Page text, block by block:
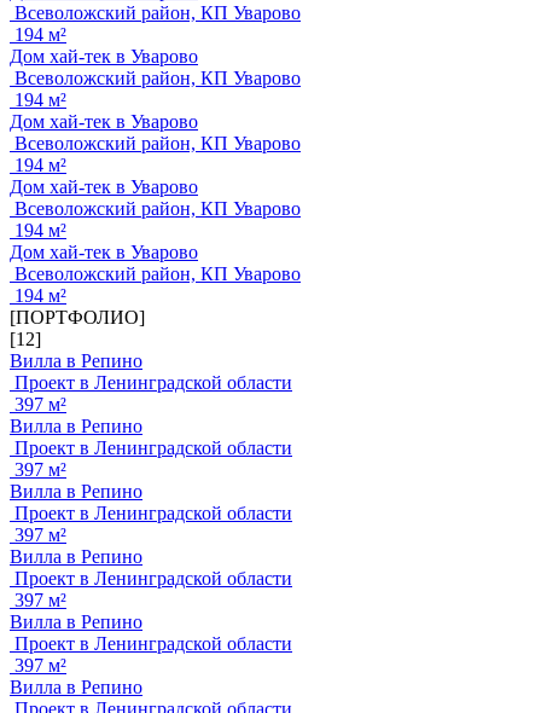
Всеволожский район, КП Уварово
194 м²
Дом хай-тек в Уварово
Всеволожский район, КП Уварово
194 м²
Дом хай-тек в Уварово
Всеволожский район, КП Уварово
194 м²
Дом хай-тек в Уварово
Всеволожский район, КП Уварово
194 м²
Дом хай-тек в Уварово
Всеволожский район, КП Уварово
194 м²
[ПОРТФОЛИО]
[12]
Вилла в Репино
Проект в Ленинградской области
397 м²
Вилла в Репино
Проект в Ленинградской области
397 м²
Вилла в Репино
Проект в Ленинградской области
397 м²
Вилла в Репино
Проект в Ленинградской области
397 м²
Вилла в Репино
Проект в Ленинградской области
397 м²
Вилла в Репино
Проект в Ленинградской области